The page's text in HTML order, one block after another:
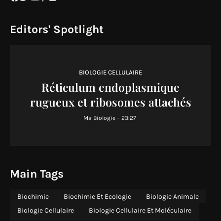
Editors' Spotlight
BIOLOGIE CELLULAIRE
Réticulum endoplasmique
rugueux et ribosomes attachés
Ma Biologie - 23:27
Main Tags
Biochimie Biochimie Et Ecologie
Biologie Animale
Biologie Cellulaire
Biologie Cellulaire Et Moléculaire